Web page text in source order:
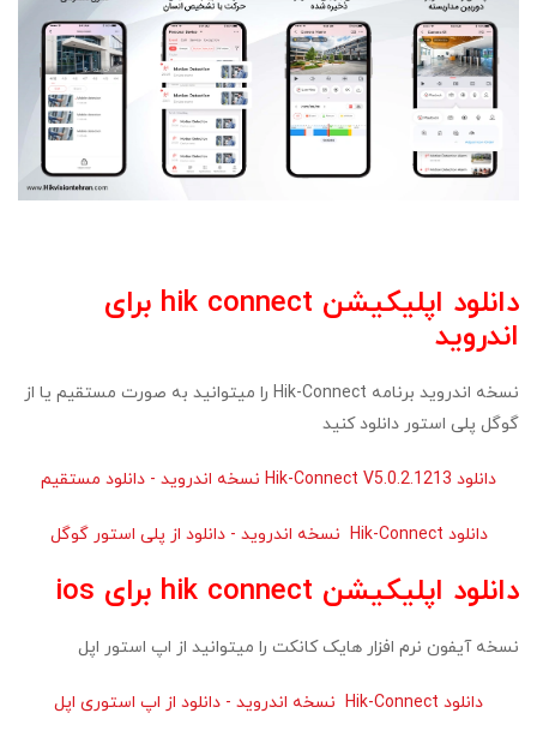
دانلود اپلیکیشن hik connect برای
اندروید
نسخه اندروید برنامه Hik-Connect را میتوانید به صورت مستقیم یا از
گوگل پلی استور دانلود کنید
دانلود Hik-Connect V5.0.2.1213 نسخه اندروید - دانلود مستقیم
دانلود Hik-Connect نسخه اندروید - دانلود از پلی استور گوگل
دانلود اپلیکیشن hik connect برای ios
نسخه آیفون نرم افزار هایک کانکت را میتوانید از اپ استور اپل
دانلود Hik-Connect نسخه اندروید - دانلود از اپ استوری اپل